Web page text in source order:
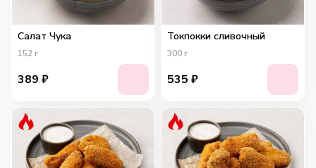
Салат Чука
152 г
389 ₽
Токпокки сливочный
300 г
535 ₽